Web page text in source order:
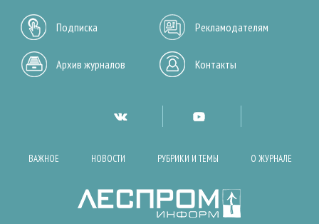
Подписка Рекламодателям
Архив журналов Контакты
ВАЖНОЕ НОВОСТИ РУБРИКИ И ТЕМЫ О ЖУРНАЛЕ